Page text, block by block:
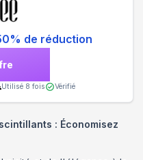
de réduction
Utilisé 8 fois Vérifié
: Économisez